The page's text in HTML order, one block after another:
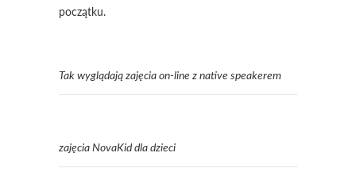
początku.
Tak wyglądają zajęcia on-line z native speakerem
zajęcia NovaKid dla dzieci